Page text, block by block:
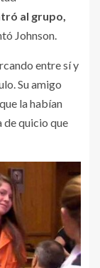
al grupo,
Johnson.
entre sí y
Su amigo
la habían
de quicio que